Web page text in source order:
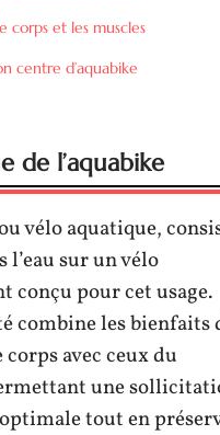
corps et les muscles
centre d’aquabike
de l’aquabike
vélo aquatique,
l’eau sur un vélo
conçu pour cet usage.
combine les bienfaits
corps avec ceux du
une
tout en